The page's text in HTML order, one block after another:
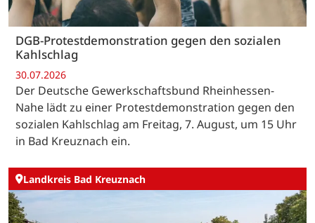
DGB-Protestdemonstration gegen den sozialen
Kahlschlag
30.07.2026
Der Deutsche Gewerkschaftsbund Rheinhessen-
Nahe lädt zu einer Protestdemonstration gegen den
sozialen Kahlschlag am Freitag, 7. August, um 15 Uhr
in Bad Kreuznach ein.
Landkreis Bad Kreuznach